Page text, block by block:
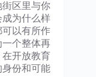
区里与你
为什么样
以有所作
个整体再
开放教育
份和可能